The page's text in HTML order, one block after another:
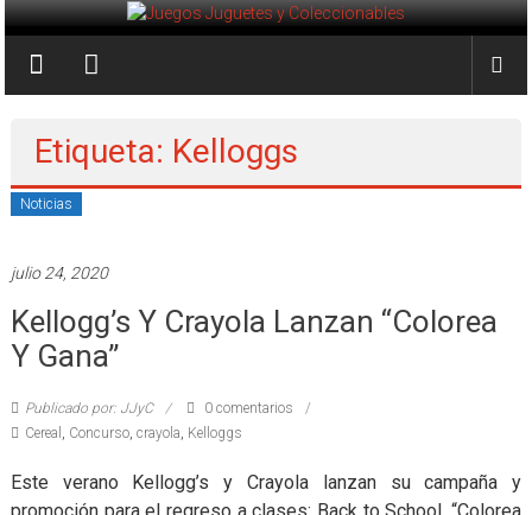
Saltar
al
contenido
Juegos
Juguetes
Coleccionables
y
para
coleccionistas.
Etiqueta: Kelloggs
Noticias
julio 24, 2020
Kellogg’s Y Crayola Lanzan “Colorea
Y Gana”
Publicado por: JJyC
0 comentarios
Cereal
Concurso, crayola Kelloggs
Este verano Kellogg’s y Crayola lanzan su campaña y